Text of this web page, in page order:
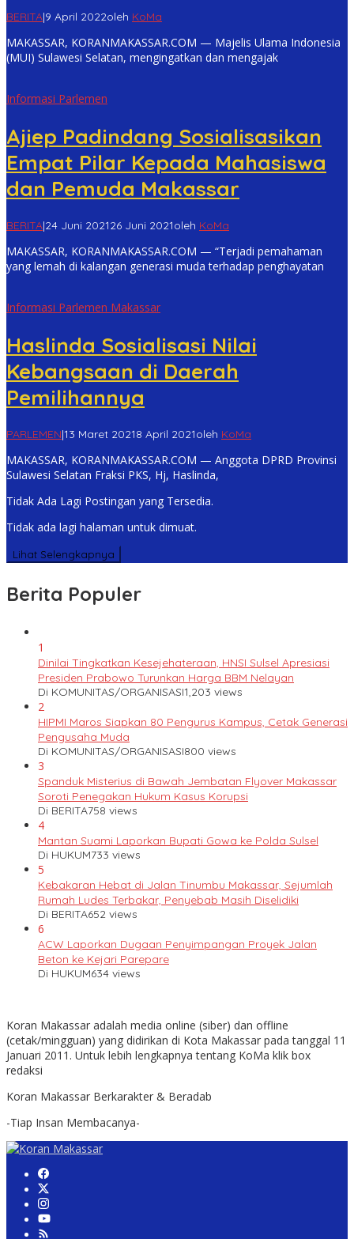
BERITA|9 April 2022oleh KoMa
MAKASSAR, KORANMAKASSAR.COM — Majelis Ulama Indonesia
(MUI) Sulawesi Selatan, mengingatkan dan mengajak
Informasi Parlemen
Ajiep Padindang Sosialisasikan
Empat Pilar Kepada Mahasiswa
dan Pemuda Makassar
BERITA|24 Juni 202126 Juni 2021oleh KoMa
MAKASSAR, KORANMAKASSAR.COM — “Terjadi pemahaman
yang lemah di kalangan generasi muda terhadap penghayatan
Informasi Parlemen Makassar
Haslinda Sosialisasi Nilai
Kebangsaan di Daerah
Pemilihannya
PARLEMEN|13 Maret 20218 April 2021oleh KoMa
MAKASSAR, KORANMAKASSAR.COM — Anggota DPRD Provinsi
Sulawesi Selatan Fraksi PKS, Hj, Haslinda,
Tidak Ada Lagi Postingan yang Tersedia.
Tidak ada lagi halaman untuk dimuat.
Lihat Selengkapnya
Berita Populer
1
Dinilai Tingkatkan Kesejehateraan, HNSI Sulsel Apresiasi
Presiden Prabowo Turunkan Harga BBM Nelayan
Di KOMUNITAS/ORGANISASI1,203 views
2
HIPMI Maros Siapkan 80 Pengurus Kampus, Cetak Generasi
Pengusaha Muda
Di KOMUNITAS/ORGANISASI800 views
3
Spanduk Misterius di Bawah Jembatan Flyover Makassar
Soroti Penegakan Hukum Kasus Korupsi
Di BERITA758 views
4
Mantan Suami Laporkan Bupati Gowa ke Polda Sulsel
Di HUKUM733 views
5
Kebakaran Hebat di Jalan Tinumbu Makassar, Sejumlah
Rumah Ludes Terbakar, Penyebab Masih Diselidiki
Di BERITA652 views
6
ACW Laporkan Dugaan Penyimpangan Proyek Jalan
Beton ke Kejari Parepare
Di HUKUM634 views
Koran Makassar adalah media online (siber) dan offline
(cetak/mingguan) yang didirikan di Kota Makassar pada tanggal 11
Januari 2011. Untuk lebih lengkapnya tentang KoMa klik box
redaksi
Koran Makassar Berkarakter & Beradab
-Tiap Insan Membacanya-